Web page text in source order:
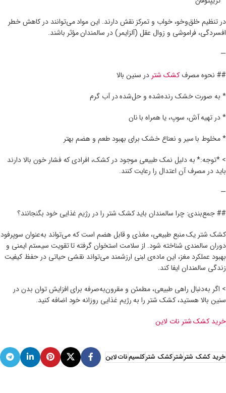
در تنظیم خلق‌وخو، خواب و تمرکز نقش دارند. این مواد می‌توانند در کاهش خطر
افسردگی، فراموشی و زوال عقل (آلزایمر) در سالمندان مؤثر باشند.
—
## نحوه مصرفکشک شتر در سنین بالا
* به صورت خشک رنده‌شده و حل‌شده در آب گرم
* در تهیه آش، سوپ، یا همراه با نان
* مخلوط با سیر و نعناع خشک برای بهبود طعم و هضم بهتر
> *توجه:* به دلیل نمک طبیعی موجود در کشک، افرادی که فشار خون بالا دارند
باید در مصرف آن اعتدال را رعایت کنند.
—
## جمع‌بندی: چرا سالمندان باید کشک شتر را در رژیم غذایی خود بگنجانند؟
کشک شتر یک منبع طبیعی، مغذی و قابل هضم است که می‌تواند به‌عنوان سوپر‌فود
دوران سالمندی شناخته شود. از سلامت استخوان گرفته تا تقویت سیستم ایمنی و
بهبود عملکرد مغز، این ماده‌ی لبنی ارزشمند می‌تواند نقشی حیاتی در حفظ کیفیت
زندگی سالمندان ایفا کند.
> اگر به‌دنبال راهی طبیعی، مطمئن و مقرون‌به‌صرفه برای افزایش توان بدن در
سنین بالا هستید، کشک شتر را به رژیم غذایی روزانه خود اضافه کنید.
خرید کشک شتر نات لاین
خرید کشک شترشترکشک شترکلسیمنات لاین